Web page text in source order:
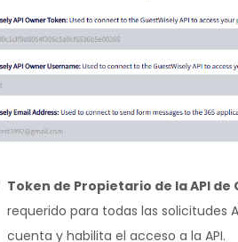
Token de Propietario de la API de
requerido para todas las solicitudes
cuenta y habilita el acceso a la API.